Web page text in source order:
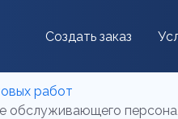
Создать заказ
работ
обслуживающего